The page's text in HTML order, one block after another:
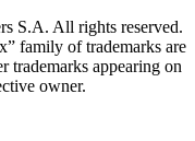
S.A. All rights reserved.
family of trademarks are
appearing on
owner.